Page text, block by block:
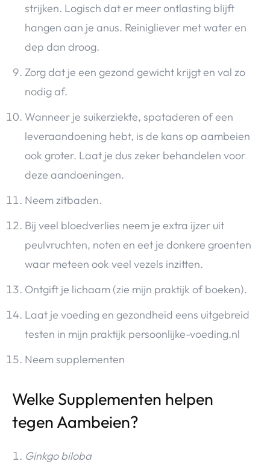
strijken. Logisch dat er meer ontlasting blijft
hangen aan je anus. Reinigliever met water en
dep dan droog.
Zorg dat je een gezond gewicht krijgt en val zo
nodig af.
Wanneer je suikerziekte, spataderen of een
leveraandoening hebt, is de kans op aambeien
ook groter. Laat je dus zeker behandelen voor
deze aandoeningen.
Neem zitbaden.
Bij veel bloedverlies neem je extra ijzer uit
peulvruchten, noten en eet je donkere groenten
waar meteen ook veel vezels inzitten.
Ontgift je lichaam (zie mijn praktijk of boeken).
Laat je voeding en gezondheid eens uitgebreid
testen in mijn praktijk persoonlijke-voeding.nl
Neem supplementen
Welke Supplementen helpen
tegen Aambeien?
Ginkgo biloba